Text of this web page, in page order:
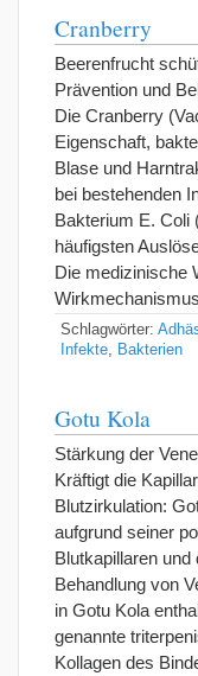
Cranberry
Beerenfrucht
Prävention und
Die Cranberry
Eigenschaft,
Blase und
bei bestehenden
Bakterium E. Coli
häufigsten
Die medizinische
Schlagwörter:
Infekte
Bakterien
Gotu Kola
Stärkung der
Kräftigt die
Blutzirkulation:
aufgrund seiner
Blutkapillaren
Behandlung von
in Gotu Kola
genannte
Kollagen des